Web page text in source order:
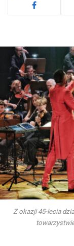
Z okazji 45-lecia